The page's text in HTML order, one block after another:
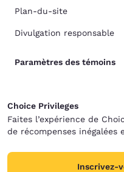
Plan-du-site
Divulgation responsable
Paramètres des témoins
Choice Privileges
Faites l’expérience de
de récompenses inégalées
Inscrivez-